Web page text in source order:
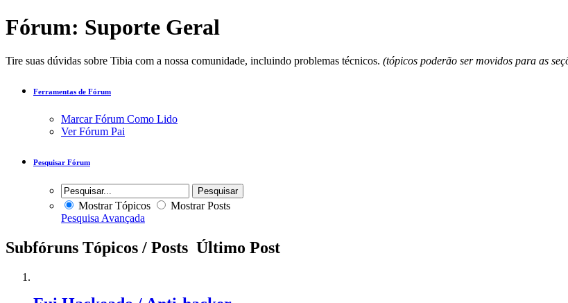
Fórum: Suporte Geral
Tire suas dúvidas sobre Tibia com a nossa comunidade, incluindo problemas técnicos. (tópicos poderão ser movidos para as
Ferramentas de Fórum
Marcar Fórum Como Lido
Ver Fórum Pai
Pesquisar Fórum
Mostrar Tópicos
Mostrar Posts
Pesquisa Avançada
Subfóruns Tópicos / Posts Último Post